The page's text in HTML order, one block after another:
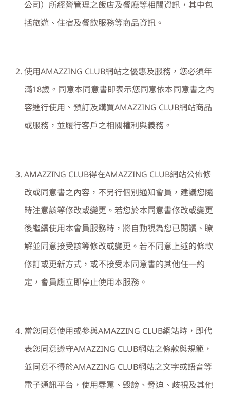
公司）所經營管理之飯店及餐廳等相關資訊，其中包
括旅遊、住宿及餐飲服務等商品資訊。
使用AMAZZING CLUB網站之優惠及服務，您必須年
滿18歲。同意本同意書即表示您同意依本同意書之內
容進行使用、預訂及購買AMAZZING CLUB網站商品
或服務，並履行客戶之相關權利與義務。
AMAZZING CLUB得在AMAZZING CLUB網站公佈修
改或同意書之內容，不另行個別通知會員，建議您隨
時注意該等修改或變更。若您於本同意書修改或變更
後繼續使用本會員服務時，將自動視為您已閱讀、瞭
解並同意接受該等修改或變更。若不同意上述的條款
修訂或更新方式，或不接受本同意書的其他任一約
定，會員應立即停止使用本服務。
當您同意使用或參與AMAZZING CLUB網站時，即代
表您同意遵守AMAZZING CLUB網站之條款與規範，
並同意不得於AMAZZING CLUB網站之文字或語音等
電子通訊平台，使用辱罵、毀謗、脅迫、歧視及其他